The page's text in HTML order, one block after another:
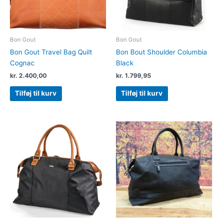
Bon Gout
Bon Gout Travel Bag Quilt
Cognac
kr. 2.400,00
Tilføj til kurv
Bon Gout
Bon Bout Shoulder Columbia
Black
kr. 1.799,95
Tilføj til kurv